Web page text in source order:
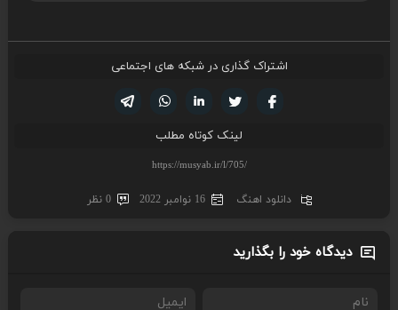
اشتراک گذاری در شبکه های اجتماعی
لینکدین تویتر
فیسوک
لینک کوتاه مطلب
دانلود اهنگ 16 نوامبر 2022 0 نظر
دیدگاه خود را بگذارید